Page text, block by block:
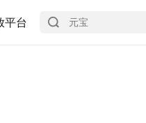
平台